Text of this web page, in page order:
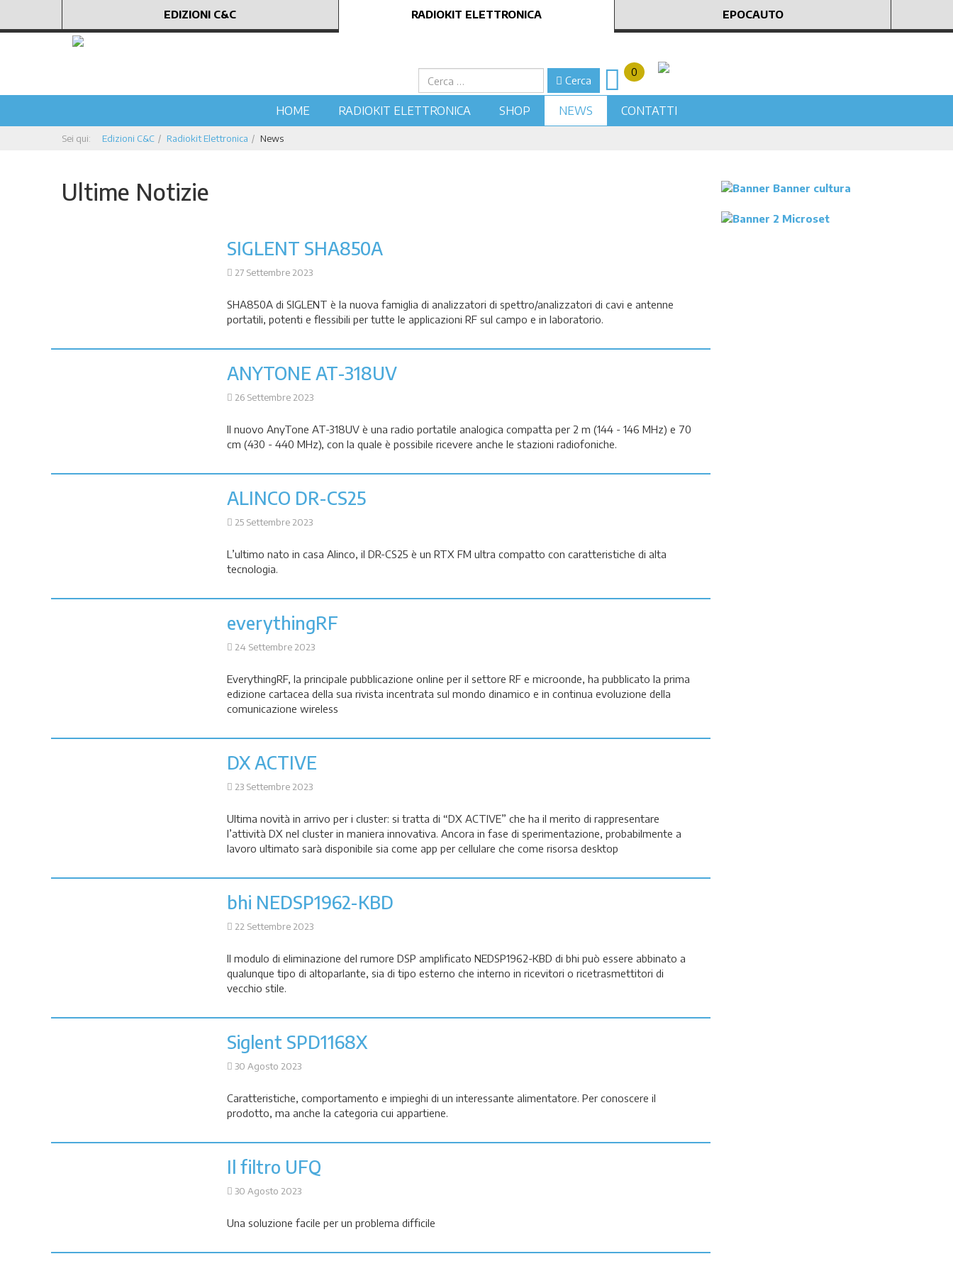
EDIZIONI C&C RADIOKIT ELETTRONICA EPOCAUTO
Cerca Cerca
0
HOME RADIOKIT ELETTRONICA SHOP NEWS CONTATTI
Sei qui: Edizioni C&C Radiokit Elettronica News
Ultime Notizie
SIGLENT SHA850A
27 Settembre 2023
SHA850A di SIGLENT è la nuova famiglia di analizzatori di spettro/analizzatori di cavi e antenne
portatili, potenti e flessibili per tutte le applicazioni RF sul campo e in laboratorio.
ANYTONE AT-318UV
26 Settembre 2023
Il nuovo AnyTone AT-318UV è una radio portatile analogica compatta per 2 m (144 - 146 MHz) e 70
cm (430 - 440 MHz), con la quale è possibile ricevere anche le stazioni radiofoniche.
ALINCO DR-CS25
25 Settembre 2023
L’ultimo nato in casa Alinco, il DR-CS25 è un RTX FM ultra compatto con caratteristiche di alta
tecnologia.
everythingRF
24 Settembre 2023
EverythingRF, la principale pubblicazione online per il settore RF e microonde, ha pubblicato la prima
edizione cartacea della sua rivista incentrata sul mondo dinamico e in continua evoluzione della
comunicazione wireless
DX ACTIVE
23 Settembre 2023
Ultima novità in arrivo per i cluster: si tratta di “DX ACTIVE” che ha il merito di rappresentare
l’attività DX nel cluster in maniera innovativa. Ancora in fase di sperimentazione, probabilmente a
lavoro ultimato sarà disponibile sia come app per cellulare che come risorsa desktop
bhi NEDSP1962-KBD
22 Settembre 2023
Il modulo di eliminazione del rumore DSP amplificato NEDSP1962-KBD di bhi può essere abbinato a
qualunque tipo di altoparlante, sia di tipo esterno che interno in ricevitori o ricetrasmettitori di
vecchio stile.
Siglent SPD1168X
30 Agosto 2023
Caratteristiche, comportamento e impieghi di un interessante alimentatore. Per conoscere il
prodotto, ma anche la categoria cui appartiene.
Il filtro UFQ
30 Agosto 2023
Una soluzione facile per un problema difficile